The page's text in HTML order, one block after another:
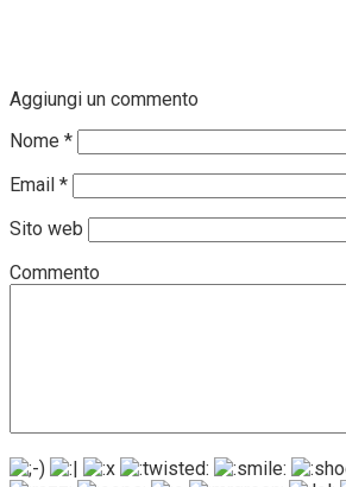
Aggiungi un commento
Nome *
Email *
Sito web
Commento